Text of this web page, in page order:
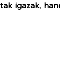
igazak,